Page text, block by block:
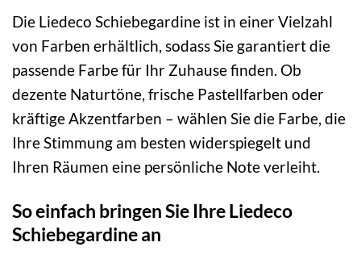
Die Liedeco Schiebegardine ist in einer Vielzahl
von Farben erhältlich, sodass Sie garantiert die
passende Farbe für Ihr Zuhause finden. Ob
dezente Naturtöne, frische Pastellfarben oder
kräftige Akzentfarben – wählen Sie die Farbe, die
Ihre Stimmung am besten widerspiegelt und
Ihren Räumen eine persönliche Note verleiht.
So einfach bringen Sie Ihre Liedeco
Schiebegardine an